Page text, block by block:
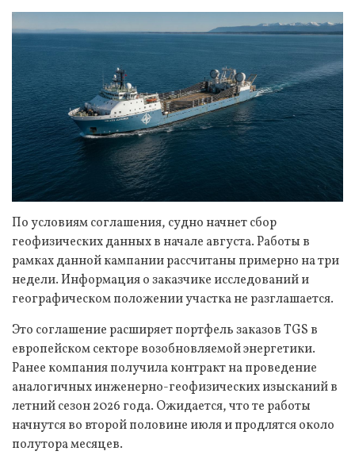
По условиям соглашения, судно начнет сбор
геофизических данных в начале августа. Работы в
рамках данной кампании рассчитаны примерно на три
недели. Информация о заказчике исследований и
географическом положении участка не разглашается.
Это соглашение расширяет портфель заказов TGS в
европейском секторе возобновляемой энергетики.
Ранее компания получила контракт на проведение
аналогичных инженерно-геофизических изысканий в
летний сезон 2026 года. Ожидается, что те работы
начнутся во второй половине июля и продлятся около
полутора месяцев.